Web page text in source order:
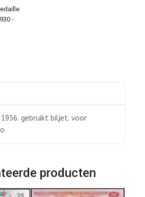
-
1956. gebruikt biljet. voor
producten